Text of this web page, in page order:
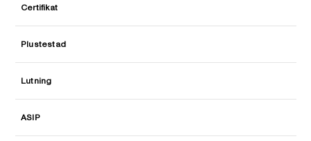
Certifikat
Plustestad
Lutning
ASIP